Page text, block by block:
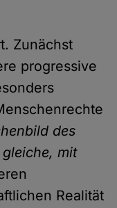
Zunächst
progressive
des
mit
Realität